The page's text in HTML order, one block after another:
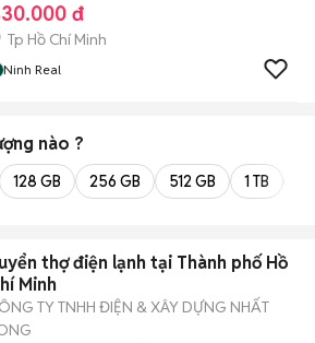
đ
Tp Hồ Chí Minh
Ninh Real
nào ?
128 GB 256 GB 512 GB 1 TB
thợ điện lạnh tại Thành phố Hồ
Minh
TY TNHH ĐIỆN & XÂY DỰNG NHẤT